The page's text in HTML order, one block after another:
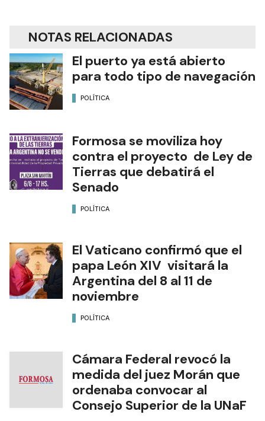
NOTAS RELACIONADAS
El puerto ya está abierto
para todo tipo de navegación
POLÍTICA
Formosa se moviliza hoy
contra el proyecto de Ley de
Tierras que debatirá el
Senado
POLÍTICA
El Vaticano confirmó que el
papa León XIV visitará la
Argentina del 8 al 11 de
noviembre
POLÍTICA
Cámara Federal revocó la
medida del juez Morán que
ordenaba convocar al
Consejo Superior de la UNaF